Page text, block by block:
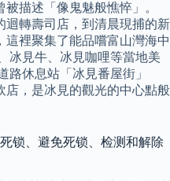
描述「像鬼魅般憔悴」。
迴轉壽司店，到清晨現捕的新
裡聚集了能品嚐富山灣海中
冰見牛、冰見咖哩等當地美
路休息站「冰見番屋街」
店，是冰見的觀光的中心點般
锁、避免死锁、检测和解除